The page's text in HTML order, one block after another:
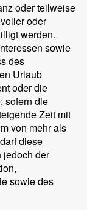
oder teilweise
oder
werden.
sowie
des
Urlaub
oder die
sofern die
Zeit mit
von mehr als
diese
jedoch der
sowie des